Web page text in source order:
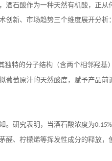
酒石酸作为一种天然有机酸，正
创新、市场趋势三个维度展开分析：
独特的分子结构（含两个相邻羟基
葡萄原汁的天然酸度，赋予产品
。研究表明，当酒石酸浓度为0.15%
醛、柠檬烯等挥发性成分的释放